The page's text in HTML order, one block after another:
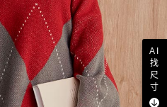
AI
找
尺
寸